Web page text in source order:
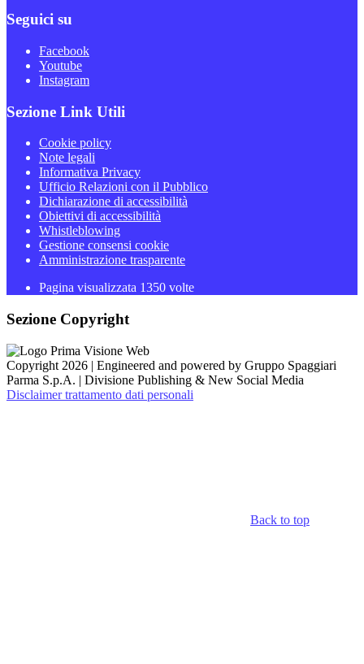
Seguici su
Facebook
Youtube
Instagram
Sezione Link Utili
Cookie policy
Note legali
Informativa Privacy
Ufficio Relazioni con il Pubblico
Dichiarazione di accessibilità
Obiettivi di accessibilità
Whistleblowing
Gestione consensi cookie
Amministrazione trasparente
Pagina visualizzata 1350 volte
Sezione Copyright
Copyright 2026 | Engineered and powered by Gruppo Spaggiari
Parma S.p.A. | Divisione Publishing & New Social Media
Disclaimer trattamento dati personali
Back to top